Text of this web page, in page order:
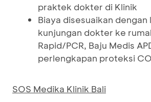
praktek dokter di Klinik
Biaya disesuaikan dengan
kunjungan dokter ke
Rapid/PCR, Baju Medis
perlengkapan proteksi
SOS Medika Klinik Bali